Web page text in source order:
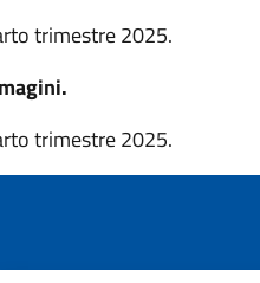
trimestre 2025.
trimestre 2025.